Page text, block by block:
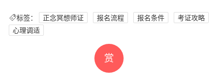
标签： 正念冥想师证 报名流程 报名条件
考证攻略
心理调适
赏